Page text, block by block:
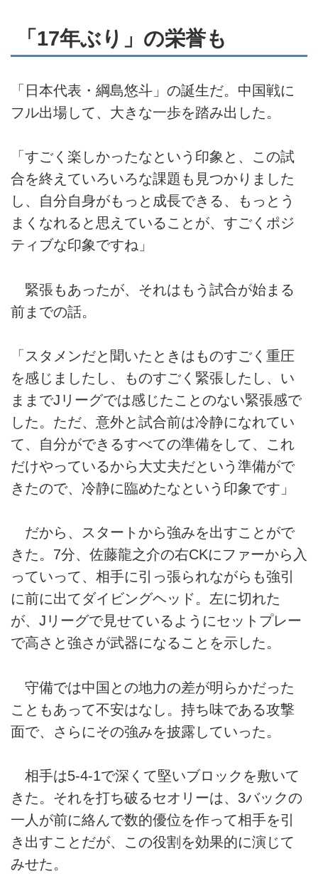
「17年ぶり」の栄誉も
「日本代表・綱島悠斗」の誕生だ。中国戦に
フル出場して、大きな一歩を踏み出した。
「すごく楽しかったなという印象と、この試
合を終えていろいろな課題も見つかりました
し、自分自身がもっと成長できる、もっとう
まくなれると思えていることが、すごくポジ
ティブな印象ですね」
緊張もあったが、それはもう試合が始まる
前までの話。
「スタメンだと聞いたときはものすごく重圧
を感じましたし、ものすごく緊張したし、い
ままでJリーグでは感じたことのない緊張感で
した。ただ、意外と試合前は冷静になれてい
て、自分ができるすべての準備をして、これ
だけやっているから大丈夫だという準備がで
きたので、冷静に臨めたなという印象です」
だから、スタートから強みを出すことがで
きた。7分、佐藤龍之介の右CKにファーから入
っていって、相手に引っ張られながらも強引
に前に出てダイビングヘッド。左に切れた
が、Jリーグで見せているようにセットプレー
で高さと強さが武器になることを示した。
守備では中国との地力の差が明らかだった
こともあって不安はなし。持ち味である攻撃
面で、さらにその強みを披露していった。
相手は5-4-1で深くて堅いブロックを敷いて
きた。それを打ち破るセオリーは、3バックの
一人が前に絡んで数的優位を作って相手を引
き出すことだが、この役割を効果的に演じて
みせた。